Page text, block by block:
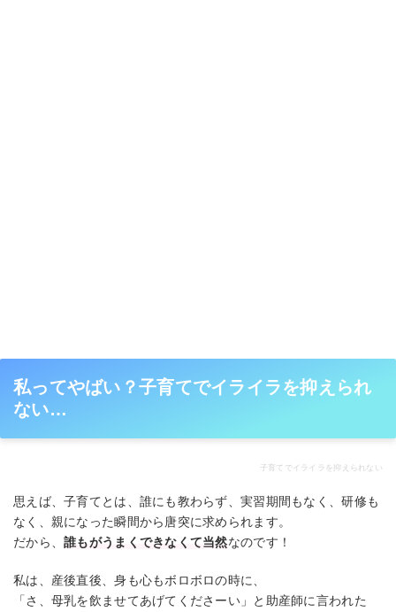
私ってやばい？子育てでイライラを抑えられ
ない…
子育てでイライラを抑えられない
思えば、子育てとは、誰にも教わらず、実習期間もなく、研修も
なく、親になった瞬間から唐突に求められます。
だから、誰もがうまくできなくて当然なのです！
私は、産後直後、身も心もボロボロの時に、
「さ、母乳を飲ませてあげてくださーい」と助産師に言われた